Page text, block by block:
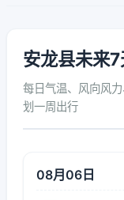
安龙县未来
每日气温、风向风
划一周出行
08月06日